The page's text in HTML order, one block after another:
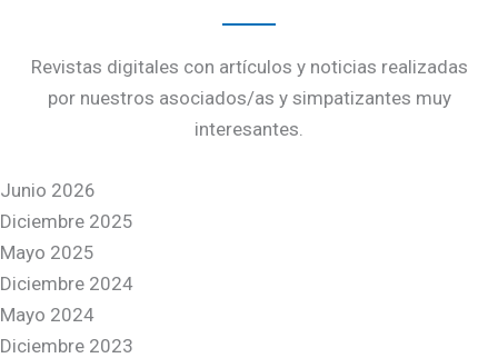
Revistas digitales con artículos y noticias realizadas
por nuestros asociados/as y simpatizantes muy
interesantes.
Junio 2026
Diciembre 2025
Mayo 2025
Diciembre 2024
Mayo 2024
Diciembre 2023